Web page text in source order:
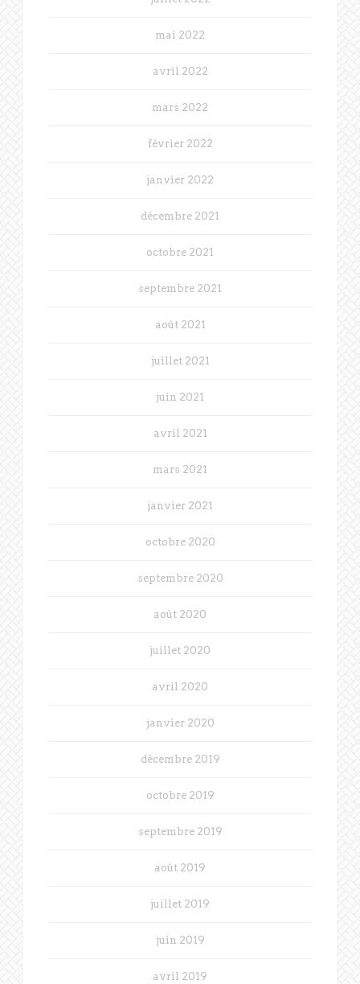
mai 2022
avril 2022
mars 2022
février 2022
janvier 2022
décembre 2021
octobre 2021
septembre 2021
août 2021
juillet 2021
juin 2021
avril 2021
mars 2021
janvier 2021
octobre 2020
septembre 2020
août 2020
juillet 2020
avril 2020
janvier 2020
décembre 2019
octobre 2019
septembre 2019
août 2019
juillet 2019
juin 2019
avril 2019